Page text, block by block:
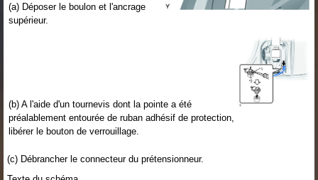
(a) Déposer le boulon et l'ancrage
supérieur.
(b) A l'aide d'un tournevis dont la pointe a été
préalablement entourée de ruban adhésif de protection,
libérer le bouton de verrouillage.
(c) Débrancher le connecteur du prétensionneur.